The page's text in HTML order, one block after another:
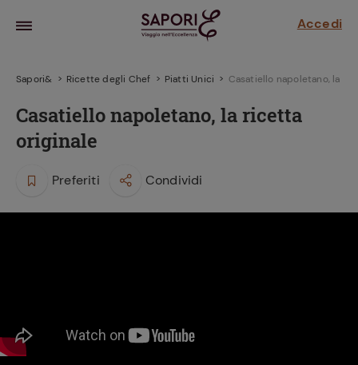
Accedi
ricetta
il
Sapori& Ricette degli Chef Piatti Unici Casatiello napoletano, la
Casatiello napoletano, la ricetta
originale
Preferiti Condividi